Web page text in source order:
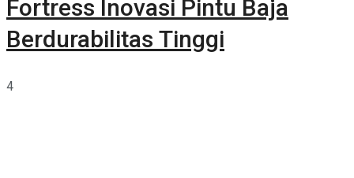
Fortress Inovasi Pintu Baja
Berdurabilitas Tinggi
4